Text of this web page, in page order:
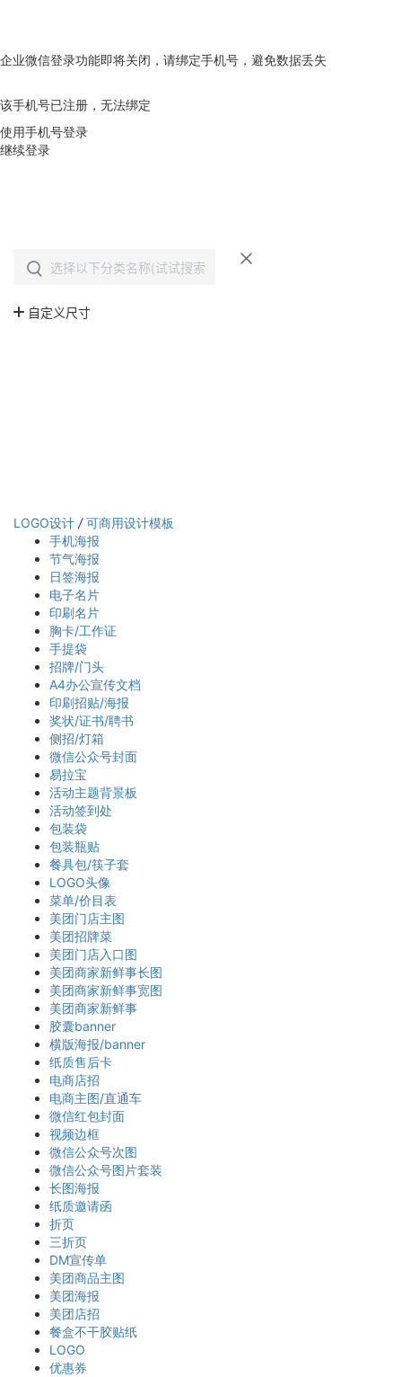
企业微信登录功能即将关闭，请绑定手机号，避免数据丢失
该手机号已注册，无法绑定
使用手机号登录
继续登录
LOGO设计 / 可商用设计模板
手机海报
节气海报
日签海报
电子名片
印刷名片
胸卡/工作证
手提袋
招牌/门头
A4办公宣传文档
印刷招贴/海报
奖状/证书/聘书
侧招/灯箱
微信公众号封面
易拉宝
活动主题背景板
活动签到处
包装袋
包装瓶贴
餐具包/筷子套
LOGO头像
菜单/价目表
美团门店主图
美团招牌菜
美团门店入口图
美团商家新鲜事长图
美团商家新鲜事宽图
美团商家新鲜事
胶囊banner
横版海报/banner
纸质售后卡
电商店招
电商主图/直通车
微信红包封面
视频边框
微信公众号次图
微信公众号图片套装
长图海报
纸质邀请函
折页
三折页
DM宣传单
美团商品主图
美团海报
美团店招
餐盒不干胶贴纸
LOGO
优惠券